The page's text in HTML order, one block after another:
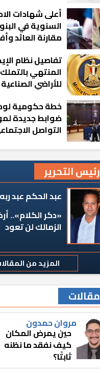
المناصب؟
أعلى شهادات
السنوية في
مقارنة العائد
تفاصيل نظام
المنتهي بالتملك
للأراضي الصناعية
خطة حكومية
ضوابط جديدة
التواصل
رئيس التحرير
عبد الحكم عبد ربه
«دكر الكلام»..
الزمالك لن تعود
المزيد من
مقالات
مروان حمدون
حين يمرض المكان
كيف نفقد ما نظنه
ثابتًا؟